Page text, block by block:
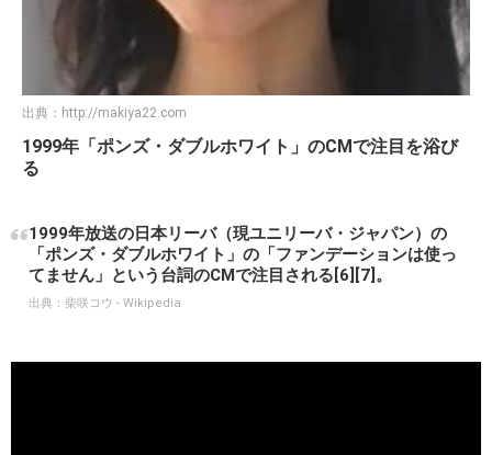
出典： http://makiya22.com
1999年「ポンズ・ダブルホワイト」のCMで注目を浴び
る
1999年放送の日本リーバ（現ユニリーバ・ジャパン）の
「ポンズ・ダブルホワイト」の「ファンデーションは使っ
てません」という台詞のCMで注目される[6][7]。
出典： 柴咲コウ - Wikipedia